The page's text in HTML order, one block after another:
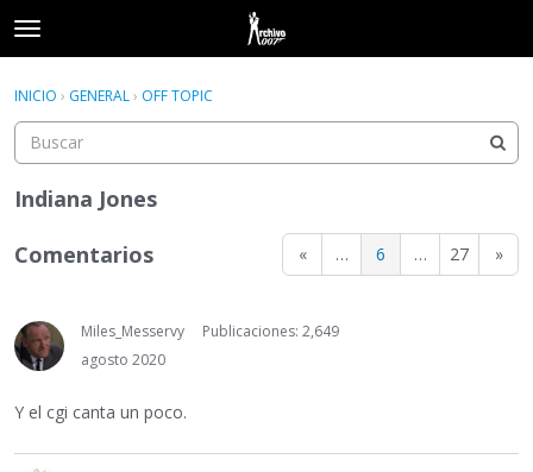
t
o
g
e
e
u
Acceder
Acceder Registrarse
INICIO › GENERAL› OFF TOPIC
Indiana Jones
« … 6 … 27 »
Comentarios
Miles_Messervy
Publicaciones: 2,649
agosto 2020
Y el cgi canta un poco.